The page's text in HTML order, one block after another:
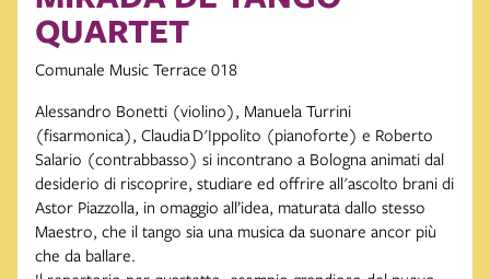
QUARTET
Comunale Music Terrace 018
Alessandro Bonetti (violino), Manuela Turrini
(fisarmonica), Claudia D'Ippolito (pianoforte) e Roberto
Salario (contrabbasso) si incontrano a Bologna animati dal
desiderio di riscoprire, studiare ed offrire all'ascolto brani di
Astor Piazzolla, in omaggio all’idea, maturata dallo stesso
Maestro, che il tango sia una musica da suonare ancor più
che da ballare.